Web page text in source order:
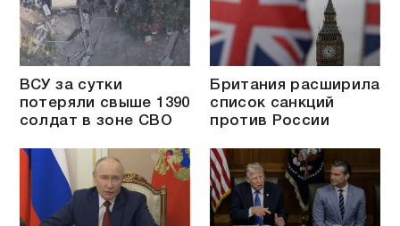
ВСУ за сутки
потеряли свыше 1390
солдат в зоне СВО
Британия расширила
список санкций
против России